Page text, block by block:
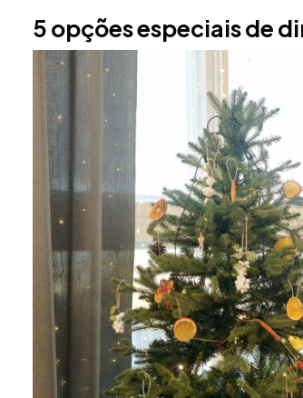
5 opções especiais de